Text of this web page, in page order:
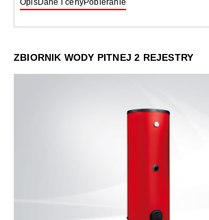
ZBIORNIK WODY PITNEJ 2 REJESTRY